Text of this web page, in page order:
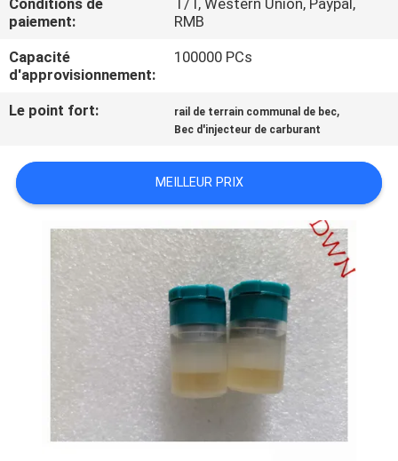
CONTRÔLE
DE
QUALITÉ
CONTACTEZ-
NOUS
DEMANDEZ
UNE
CITATION
PLAN
PRIVACY
Conditions de
paiement:
T/T, Western Union, Paypal,
RMB
Capacité
d'approvisionnement:
100000 PCs
Le point fort: rail de terrain communal de bec,
Bec d'injecteur de carburant
MEILLEUR PRIX